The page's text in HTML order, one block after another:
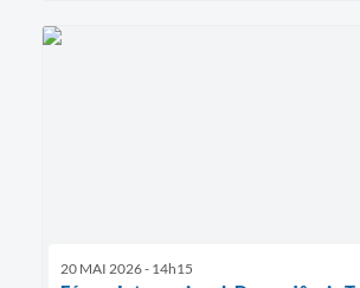
20 MAI 2026 - 14h15